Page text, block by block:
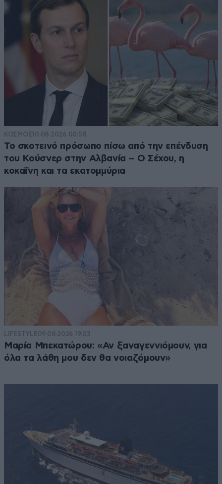
Απαντήστε 1
29·07·2022 10:28
επειδή η Ελλάδα, ΔΕΝ είναι Δημοκρατία, γι αυτό
πιάνεται ένας για .... ξεκάρφωμα ! ! ! !
Απαντήστε 1 0
ΚΟΣΜΟΣ10·08·2026 00:58
Το σκοτεινό πρόσωπο πίσω από την επένδυση
του Κούσνερ στην Αλβανία – Ο Σέχου, η
κοκαΐνη και τα εκατομμύρια
LIFESTYLE09·08·2026 19:03
Μαρία Μπεκατώρου: «Αν ξαναγεννιόμουν, για
όλα τα λάθη μου δεν θα νοιαζόμουν»